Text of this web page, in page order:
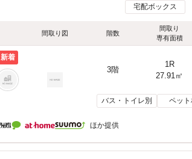
宅配ボックス
間取り図 階数
間取り
専有面積
新着
3階
1R
27.91㎡
バス・トイレ別 ペット
ほか提供